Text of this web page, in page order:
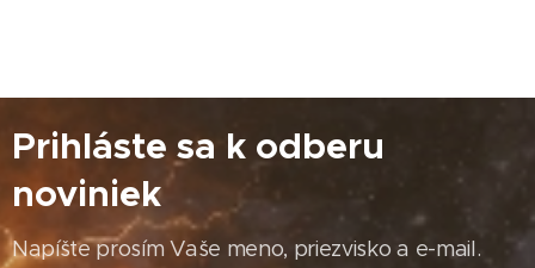
Prihláste sa k odberu
noviniek
Napíšte prosím Vaše meno, priezvisko a e-mail.